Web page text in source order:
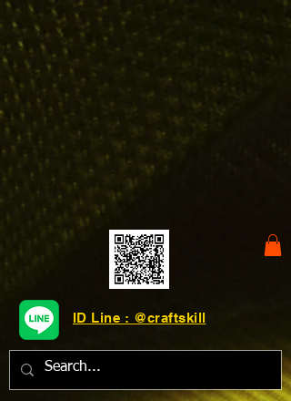
ID Line : @craftskill